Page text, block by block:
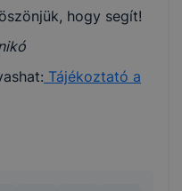
hogy segít!
Tájékoztató a